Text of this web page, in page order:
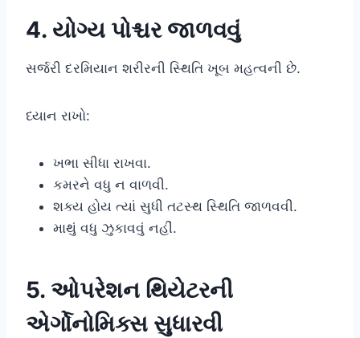
4. યોગ્ય પોશ્ચર જાળવવું
સર્જરી દરમિયાન શરીરની સ્થિતિ ખૂબ મહત્વની છે.
ધ્યાન રાખો:
ખભા સીધા રાખવા.
કમરને વધુ ન વાળવી.
શક્ય હોય ત્યાં સુધી તટસ્થ સ્થિતિ જાળવવી.
માથું વધુ ઝુકાવવું નહીં.
5. ઓપરેશન થિયેટરની
એર્ગોનોમિક્સ સુધારવી